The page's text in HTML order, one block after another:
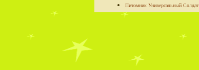
Питомник Универсальный Солдат